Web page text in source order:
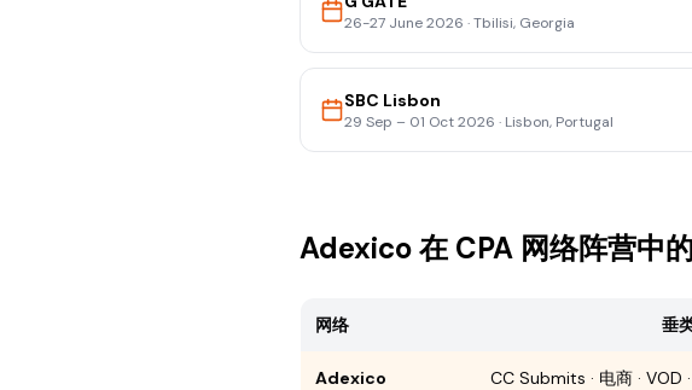
26-27 June 2026 ·Tbilisi, Georgia
SBC Lisbon
29 Sep – 01 Oct 2026 · Lisbon, Portugal
Adexico 在 CPA 网络阵营中
网络 垂
Adexico CC Submits · 电商 · VOD